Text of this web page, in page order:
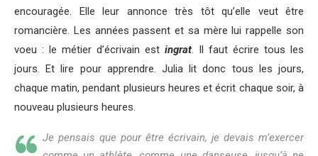
encouragée. Elle leur annonce très tôt qu’elle veut être
romancière. Les années passent et sa mère lui rappelle son
voeu : le métier d’écrivain est ingrat. Il faut écrire tous les
jours. Et lire pour apprendre. Julia lit donc tous les jours,
chaque matin, pendant plusieurs heures et écrit chaque soir, à
nouveau plusieurs heures.
Je pensais que pour être écrivain, je devais m’exercer